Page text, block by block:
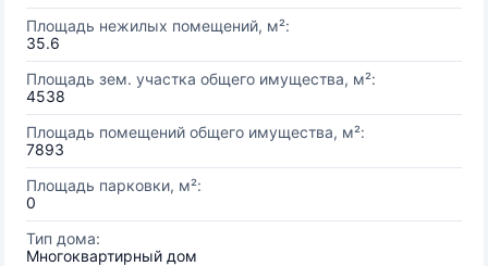
Площадь нежилых помещений, м²:
35.6
Площадь зем. участка общего имущества, м²:
4538
Площадь помещений общего имущества, м²:
7893
Площадь парковки, м²:
0
Тип дома:
Многоквартирный дом